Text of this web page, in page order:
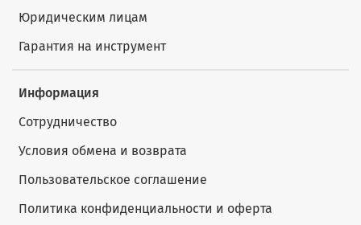
Юридическим лицам
Гарантия на инструмент
Информация
Сотрудничество
Условия обмена и возврата
Пользовательское соглашение
Политика конфиденциальности и оферта